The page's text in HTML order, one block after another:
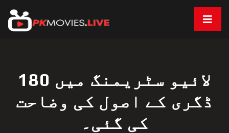
لائیو سٹریمنگ میں 180
ڈگری کے اصول کی وضاحت
کی گئی۔